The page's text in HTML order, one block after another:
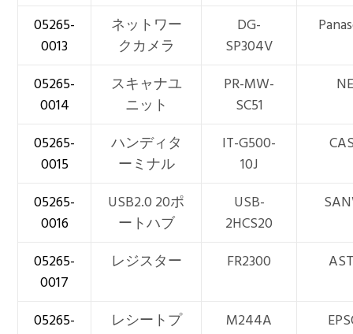
05265-
0013
ネットワー
クカメラ
DG-
SP304V
05265-
0014
スキャナユ
ニット
PR-MW-
SC51
05265-
0015
ハンディタ
ーミナル
IT-G500-
10J
05265-
0016
USB2.0 20ポ
ートハブ
USB-
2HCS20
05265-
0017
レジスター FR2300
05265-
レシートプ
M244A